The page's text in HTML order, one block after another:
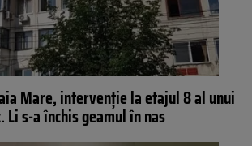
Mare, intervenție la etajul 8 al unui
Li s-a închis geamul în nas